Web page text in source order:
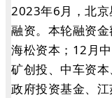
2023年6月，北
融资。本轮融资
海松资本；12月
矿创投、中车资
政府投资基金、